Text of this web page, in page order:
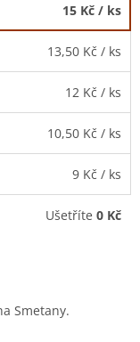
15 Kč / ks
13,50 Kč / ks
12 Kč / ks
10,50 Kč / ks
9 Kč / ks
Ušetříte 0 Kč
Smetany.